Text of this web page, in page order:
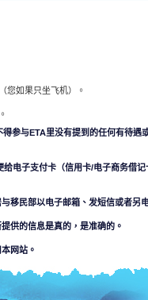
您如果只坐飞机）。
参与ETA里没有提到的任何有待遇
电子支付卡（信用卡/电子商务借
移民部以电子邮箱、发短信或者另
供的信息是真的，是准确的。
网站。